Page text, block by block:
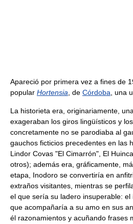
Apareció por primera vez a fines de
popular Hortensia , de Córdoba , una
La historieta era, originariamente,
exageraban los giros lingüísticos y
concretamente no se parodiaba al
gauchos ficticios precedentes en las
Lindor Covas "El Cimarrón", El
otros); además era, gráficamente,
etapa, Inodoro se convertiría en
extraños visitantes, mientras se
el que sería su ladero insuperable:
que acompañaría a su amo en sus
él razonamientos y acuñando frases